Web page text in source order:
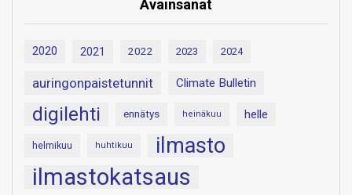
Avainsanat
2020 2021 2022 2023 2024
auringonpaistetunnit Climate Bulletin
digilehti ennätys heinäkuu helle
helmikuu huhtikuu ilmasto
ilmastokatsaus